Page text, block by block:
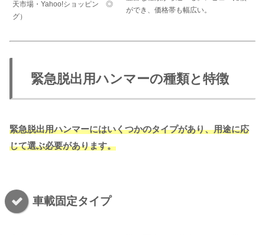
天市場・Yahoo!ショッピン
グ）
◎
ができ、価格帯も幅広い。
緊急脱出用ハンマーの種類と特徴
緊急脱出用ハンマーにはいくつかのタイプがあり、用途に応
じて選ぶ必要があります。
車載固定タイプ